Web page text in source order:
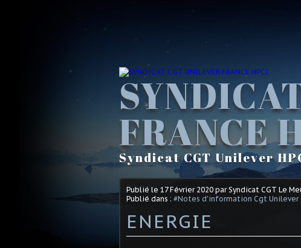
FRANCE
Syndicat CGT Unilever
Publié le 17 Février 2020 par Syndicat CGT Le
Publié dans : #Notes d'information Cgt Unilever
ENERGIE